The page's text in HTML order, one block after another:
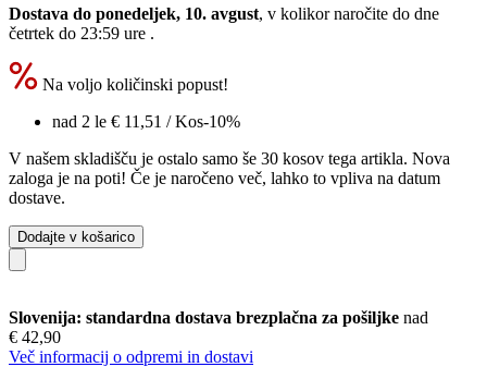
Dostava do ponedeljek, 10. avgust, v kolikor naročite do dne
četrtek do 23:59 ure .
Na voljo količinski popust!
nad 2 le € 11,51 / Kos-10%
V našem skladišču je ostalo samo še 30 kosov tega artikla. Nova
zaloga je na poti! Če je naročeno več, lahko to vpliva na datum
dostave.
Dodajte v košarico
Slovenija: standardna dostava brezplačna za pošiljke nad
€ 42,90
Več informacij o odpremi in dostavi